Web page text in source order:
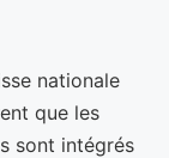
nationale
que les
sont intégrés